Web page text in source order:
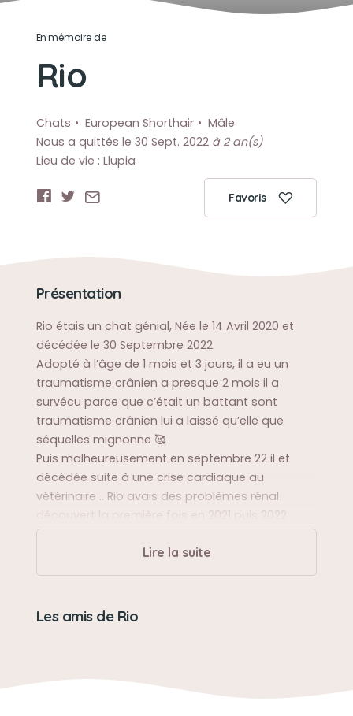
En mémoire de
Rio
Chats European Shorthair
Mâle
Nous a quittés le 30 Sept. 2022 à 2 an(s)
Lieu de vie : Llupia
Favoris
Présentation
Rio étais un chat génial, Née le 14 Avril 2020 et
décédée le 30 Septembre 2022.
Adopté à l’âge de 1 mois et 3 jours, il a eu un
traumatisme crânien a presque 2 mois il a
survécu parce que c’était un battant sont
traumatisme crânien lui a laissé qu’elle que
séquelles mignonne 🥰
Puis malheureusement en septembre 22 il et
décédée suite à une crise cardiaque au
vétérinaire .. Rio avais des problèmes rénal
découvert la première fois en 2021 puis 2022 ..
Sa balade préférée
retrouvée sont meilleur amie 🥰
Aha , il adoré les bêtises ce petit Loulou
Lire la suite
Les amis de Rio